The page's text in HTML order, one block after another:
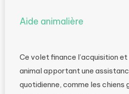
Aide animalière
Ce volet finance l’acquisition et
animal apportant une
quotidienne, comme les chiens